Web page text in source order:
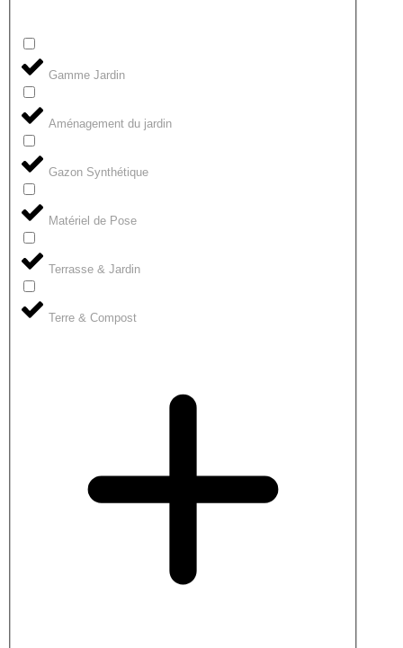
Gamme Jardin
Aménagement du jardin
Gazon Synthétique
Matériel de Pose
Terrasse & Jardin
Terre & Compost